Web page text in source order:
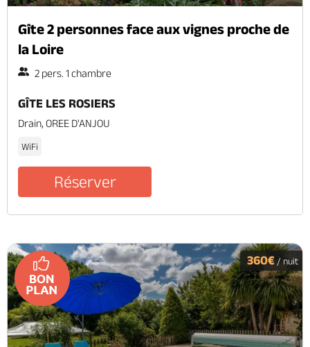
Gîte 2 personnes face aux vignes proche de
la Loire
2 pers. 1 chambre
GÎTE LES ROSIERS
Drain, OREE D'ANJOU
WiFi
Réserver
360€ / nuit